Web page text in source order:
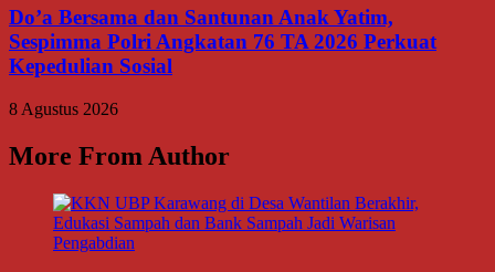
Do’a Bersama dan Santunan Anak Yatim,
Sespimma Polri Angkatan 76 TA 2026 Perkuat
Kepedulian Sosial
8 Agustus 2026
More From Author